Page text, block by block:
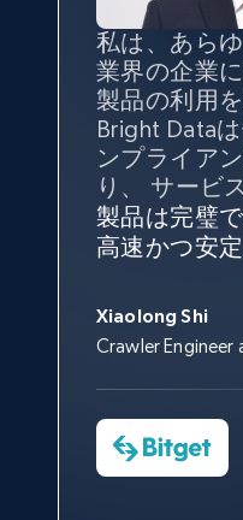
engagement rate,
Like engagement
and more.
8.3K+ 963+
Youtube - Videos
Video length, Likes,
私は、あら
業界の企業
製品の利用
Bright Data
ンプライア
り、 サービ
製品は完璧
高速かつ安
Xiaolong Shi
Crawler Engineer
インターネ
データを収
は、ブラン
向けて紹介
の展開先を
トなしでは
はできなか
Data Science
インターネ
データを収
は、ブラン
向けて紹介
の展開先を
ず、また、
トなしでは
はできなか
Sarah Melville
Media Director at
私の経験か
Dataのサー
ものでした
げで、当社
に十分な公
サポートお
おかげで、
Charmagne Cruz
Head of
データの 質
保すること
そこでBright
組み合わせ
す。
George
CEO at tgndata
今すぐ観る
信頼性に非
り、Bright
変満足して
マネージャ
ルートがあ
Yorgos Panzaris
CTO at Convert
Bright Data
足しており
で、ネット
しており、
にも満足し
す。
Cheddi Rai
CEO at